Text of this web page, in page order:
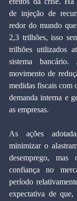
de injeção de
redor do mundo
2,3 trilhões, isso
trilhões utilizados
sistema
movimento de
medidas fiscais com
demanda interna e
as empresas.
As ações
minimizar o
desemprego, mas
confiança no
período
expectativa de